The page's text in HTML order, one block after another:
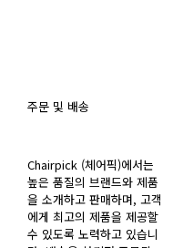
주문 및 배송
Chairpick (체어픽)에서는
높은 품질의 브랜드와 제품
을 소개하고 판매하며, 고객
에게 최고의 제품을 제공할
수 있도록 노력하고 있습니